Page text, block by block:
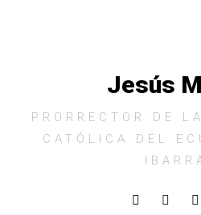
Jesús
PRORRECTOR DE
CATÓLICA DEL